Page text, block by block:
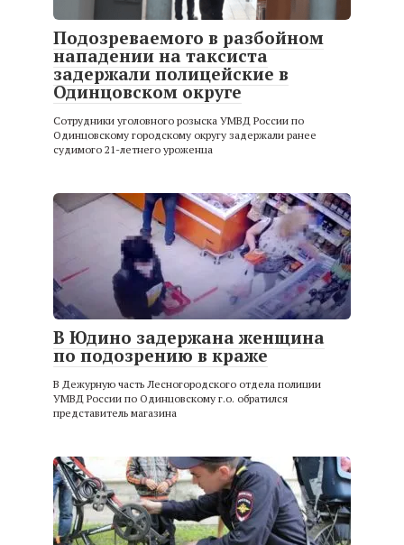
Подозреваемого в разбойном
нападении на таксиста
задержали полицейские в
Одинцовском округе
Сотрудники уголовного розыска УМВД России по
Одинцовскому городскому округу задержали ранее
судимого 21-летнего уроженца
В Юдино задержана женщина
по подозрению в краже
В Дежурную часть Лесногородского отдела полиции
УМВД России по Одинцовскому г.о. обратился
представитель магазина